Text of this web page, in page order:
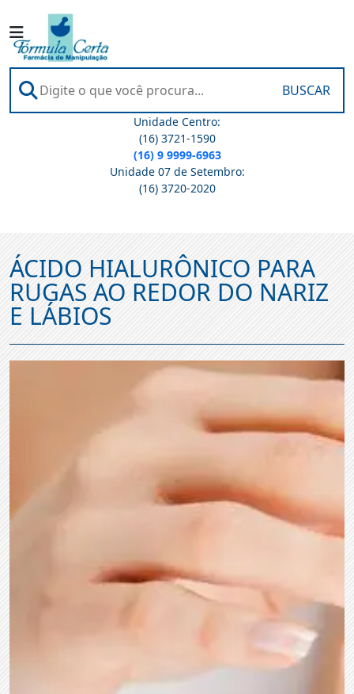
BUSCAR
Unidade Centro:
(16) 3721-1590
(16) 9 9999-6963
Unidade 07 de Setembro:
(16) 3720-2020
ÁCIDO HIALURÔNICO PARA
RUGAS AO REDOR DO NARIZ
E LÁBIOS